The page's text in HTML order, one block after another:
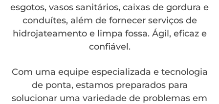
esgotos, vasos sanitários, caixas de gordura e
conduítes, além de fornecer serviços de
hidrojateamento e limpa fossa. Ágil, eficaz e
confiável.
Com uma equipe especializada e tecnologia
de ponta, estamos preparados para
solucionar uma variedade de problemas em